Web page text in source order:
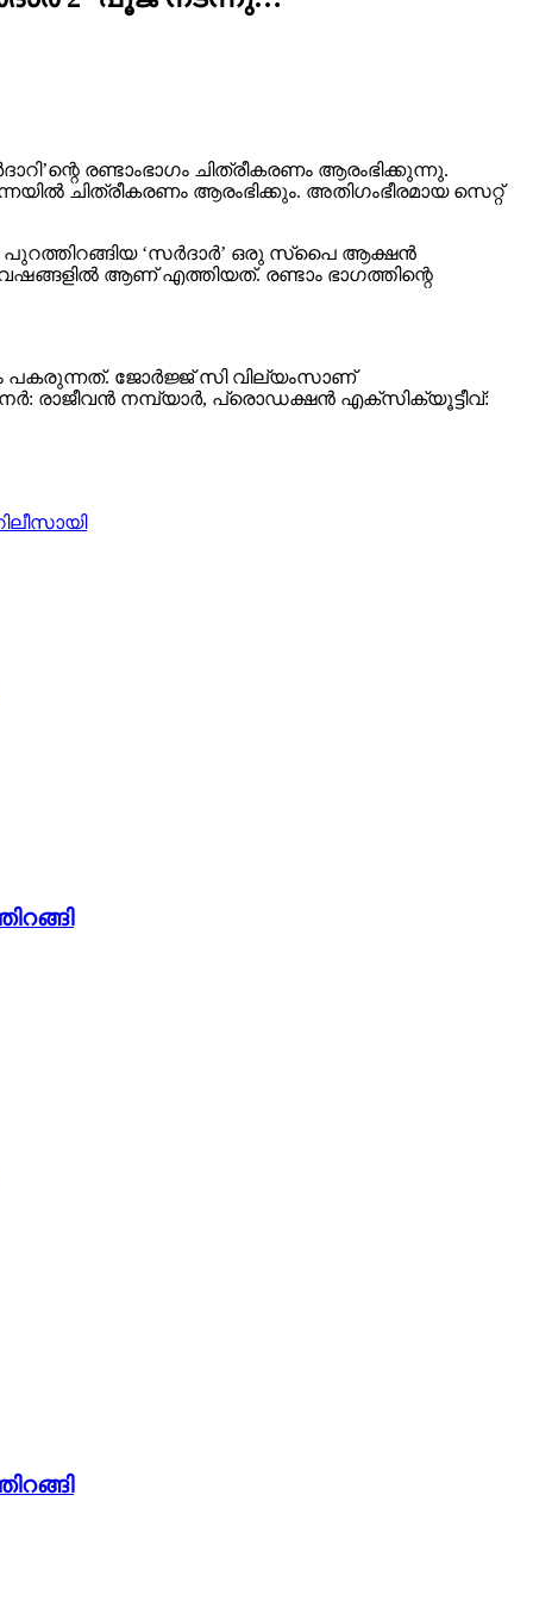
രണ്ടാംഭാഗം ചിത്രീകരണം ആരംഭിക്കുന്നു.
ചിത്രീകരണം ആരംഭിക്കും. അതിഗംഭീരമായ സെറ്റ്
പുറത്തിറങ്ങിയ ‘സർദാർ’ ഒരു സ്പൈ ആക്ഷൻ
ആണ് എത്തിയത്. രണ്ടാം ഭാഗത്തിന്റെ
പകരുന്നത്. ജോർജ്ജ് സി വില്യംസാണ്
രാജീവൻ നമ്പ്യാർ, പ്രൊഡക്ഷൻ എക്സിക്യൂട്ടീവ്: